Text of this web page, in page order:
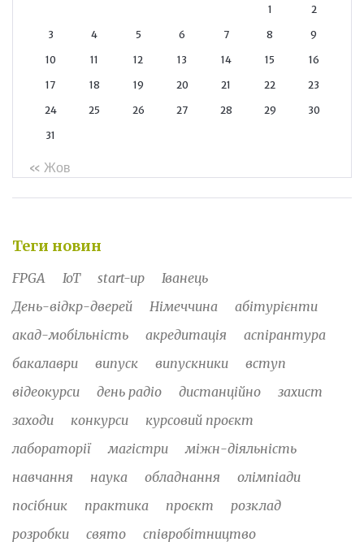
1 2
3 4 5 6 7 8 9
10 11 12 13 14 15 16
17 18 19 20 21 22 23
24 25 26 27 28 29 30
31
« Жов
Теги новин
FPGA IoT start-up
Іванець
День-відкр-дверей
Німеччина
абітурієнти
акад-мобільність
акредитація
аспірантура
бакалаври
випуск випускники
вступ
відеокурси
день радіо дистанційно
захист
заходи
конкурси
курсовий проєкт
лабораторії
магістри
міжн-діяльність
навчання
наука обладнання
олімпіади
посібник
практика проєкт
розклад
розробки
свято співробітництво